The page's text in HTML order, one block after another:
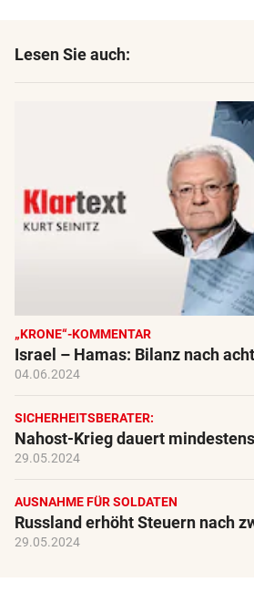
Lesen Sie auch:
„KRONE“-KOMMENTAR
Israel – Hamas: Bilanz nach
04.06.2024
SICHERHEITSBERATER:
Nahost-Krieg dauert
29.05.2024
AUSNAHME FÜR SOLDATEN
Russland erhöht Steuern nach
29.05.2024